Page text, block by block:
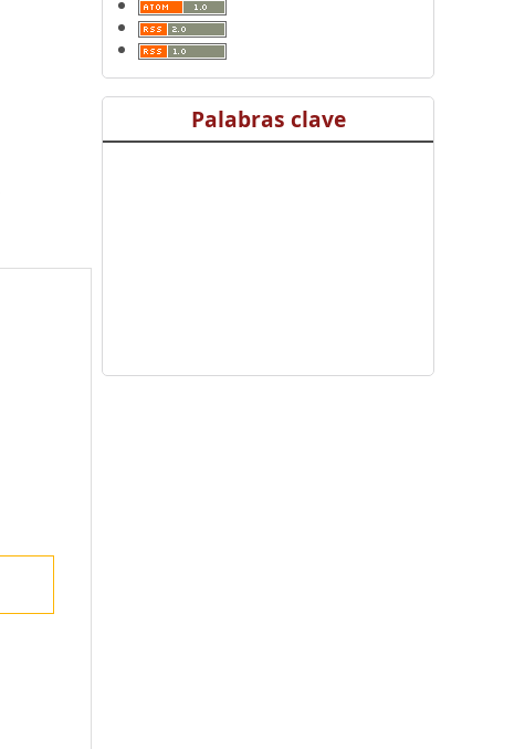
Palabras clave